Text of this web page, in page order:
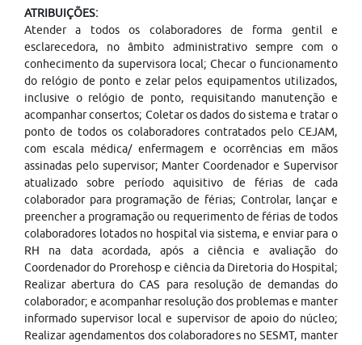
ATRIBUIÇÕES:
Atender a todos os colaboradores de forma gentil e
esclarecedora, no âmbito administrativo sempre com o
conhecimento da supervisora local; Checar o funcionamento
do relógio de ponto e zelar pelos equipamentos utilizados,
inclusive o relógio de ponto, requisitando manutenção e
acompanhar consertos; Coletar os dados do sistema e tratar o
ponto de todos os colaboradores contratados pelo CEJAM,
com escala médica/ enfermagem e ocorrências em mãos
assinadas pelo supervisor; Manter Coordenador e Supervisor
atualizado sobre período aquisitivo de férias de cada
colaborador para programação de férias; Controlar, lançar e
preencher a programação ou requerimento de férias de todos
colaboradores lotados no hospital via sistema, e enviar para o
RH na data acordada, após a ciência e avaliação do
Coordenador do Prorehosp e ciência da Diretoria do Hospital;
Realizar abertura do CAS para resolução de demandas do
colaborador; e acompanhar resolução dos problemas e manter
informado supervisor local e supervisor de apoio do núcleo;
Realizar agendamentos dos colaboradores no SESMT, manter